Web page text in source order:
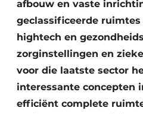
afbouw en vaste
geclassificeerde
hightech en
zorginstellingen en
voor die laatste sector
interessante concepten
efficiënt complete